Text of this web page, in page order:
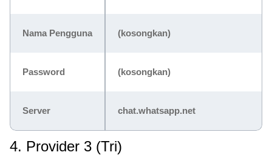
Nama Pengguna (kosongkan)
Password (kosongkan)
Server chat.whatsapp.net
4. Provider 3 (Tri)